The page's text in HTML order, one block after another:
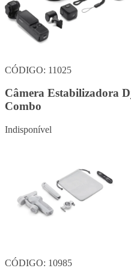
CÓDIGO: 11025
Câmera Estabilizadora
Combo
Indisponível
CÓDIGO: 10985